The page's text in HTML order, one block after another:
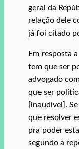
geral da
relação dele
já foi citado
Em resposta
tem que ser
advogado
que ser
[inaudível].
que resolver
pra poder
segundo a